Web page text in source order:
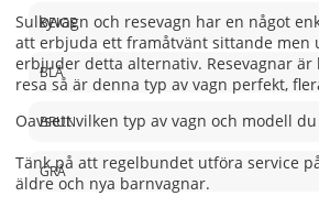
Sulkyvagn och resevagn har en något
att erbjuda ett framåtvänt sittande men
erbjuder detta alternativ. Resevagnar
resa så är denna typ av vagn perfekt,
Oavsett vilken typ av vagn och modell
Tänk på att regelbundet utföra service
äldre och nya barnvagnar.
BEIGE
BLÅ
BRUN
GRÅ